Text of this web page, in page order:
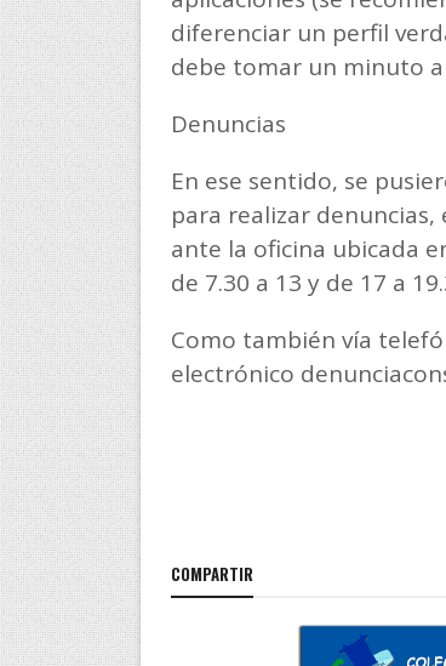
diferenciar un perfil
debe tomar un minuto
Denuncias
En ese sentido, se
para realizar
ante la oficina ubicada
de 7.30 a 13 y de 17 a
Como también vía
electrónico
COMPARTIR